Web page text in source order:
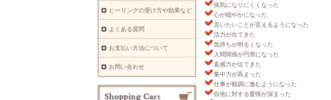
病気になりにくくなった
心が穏やかになった
言いたいことが言えるようになった
活力が出てきた
気持ちが明るくなった
人間関係が円滑になった
直感力が出てきた
集中力が高まった
仕事が順調に進むようになった
自他に対する愛情が深まった
ヒーリングの受け方や効果など
よくある質問
お支払い方法について
お問い合わせ